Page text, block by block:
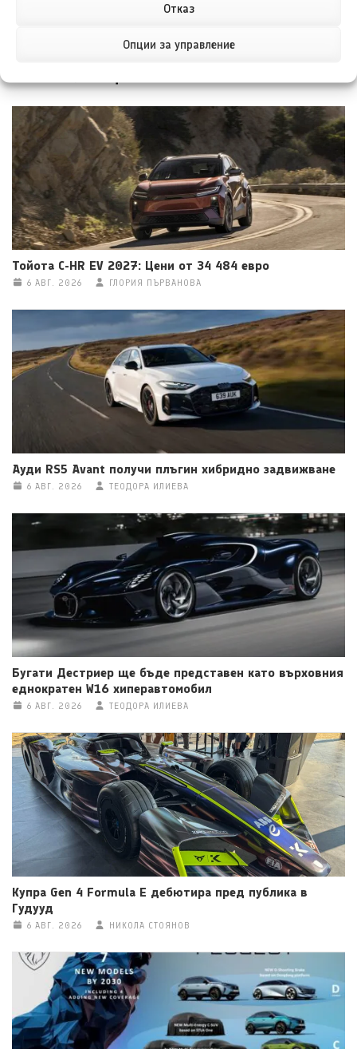
Отказ
Опции за управление
Тойота C-HR EV 2027: Цени от 34 484 евро
6 АВГ. 2026 ГЛОРИЯ ПЪРВАНОВА
Ауди RS5 Avant получи плъгин хибридно задвижване
6 АВГ. 2026 ТЕОДОРА ИЛИЕВА
Бугати Дестриер ще бъде представен като върховния
еднократен W16 хиперавтомобил
6 АВГ. 2026 ТЕОДОРА ИЛИЕВА
Купра Gen 4 Formula E дебютира пред публика в
Гудууд
6 АВГ. 2026 НИКОЛА СТОЯНОВ